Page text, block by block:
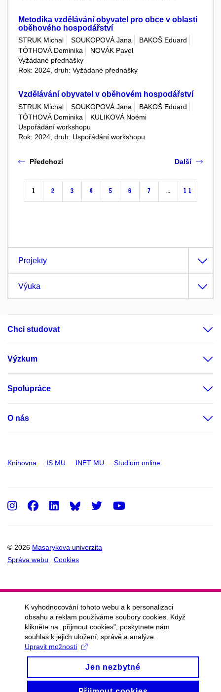
Metodika vzdělávání obyvatel pro obce v oblasti
oběhového hospodářství
STRUK Michal SOUKOPOVÁ Jana
BAKOŠ Eduard
TÓTHOVÁ Dominika
NOVÁK Pavel
Vyžádané přednášky
Rok: 2024, druh: Vyžádané přednášky
Vzdělávání obyvatel v oběhovém hospodářství
STRUK Michal SOUKOPOVÁ Jana
BAKOŠ Eduard
TÓTHOVÁ Dominika
KULIKOVÁ Noémi
Uspořádání workshopu
Rok: 2024, druh: Uspořádání workshopu
Předchozí
1 2 3 4 5 6 7 … 11
Další
Projekty
Výuka
Chci studovat
Výzkum
Spolupráce
O nás
Knihovna IS MU INET MU Studium online
© 2026 Masarykova univerzita
Správa webu
Cookies
Instagram
Facebook
LinkedInTwitter
K vyhodnocování tohoto webu a k personalizaci
obsahu a reklam používáme soubory cookies. Když
klikněte na „přijmout cookies", poskytnete nám
souhlas k jejich uložení, správě a analýze.
Upravit možnosti
Jen nezbytné